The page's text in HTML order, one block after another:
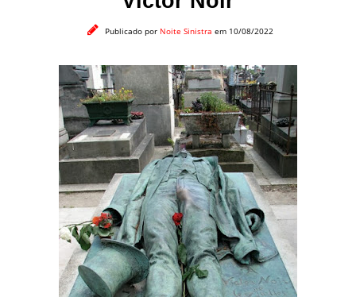
Publicado por Noite Sinistra em 10/08/2022